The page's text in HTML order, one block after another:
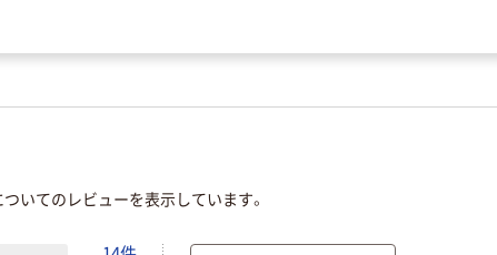
いてのレビューを表示しています。